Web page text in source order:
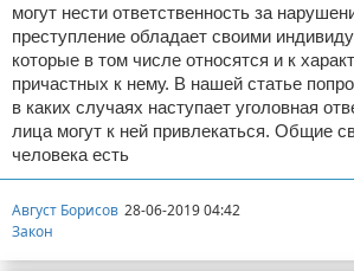
могут нести ответственность за
преступление обладает своими
которые в том числе относятся и к
причастных к нему. В нашей статье
в каких случаях наступает уголовная
лица могут к ней привлекаться. Общие
человека есть
Август Борисов 28-06-2019 04:42
Закон